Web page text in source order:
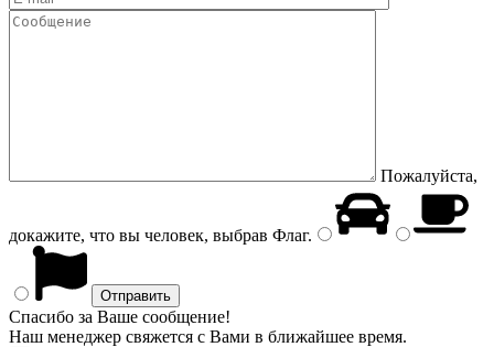
Пожалуйста,
докажите, что вы человек, выбрав Флаг.
Спасибо за Ваше сообщение!
Наш менеджер свяжется с Вами в ближайшее время.